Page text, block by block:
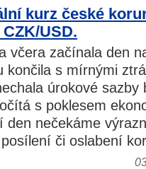
kurz české
CZK/USD.
včera začínala den
končila s mírnými
úrokové
s poklesem
den nečekáme
či oslabení